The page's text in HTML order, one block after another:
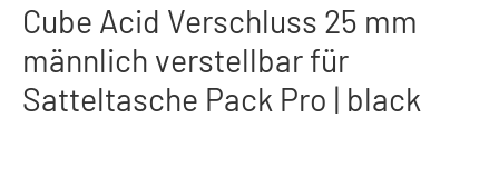
Cube Acid Verschluss 25 mm
männlich verstellbar für
Satteltasche Pack Pro | black